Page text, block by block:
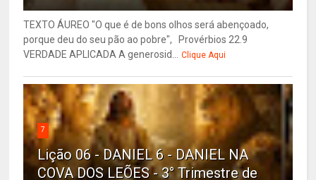
TEXTO ÁUREO "O que é de bons olhos será abençoado,
porque deu do seu pão ao pobre", Provérbios 22.9
VERDADE APLICADA A generosid...
Clique Aqui
7
Lição 06 - DANIEL 6 - DANIEL NA
COVA DOS LEÕES - 3° Trimestre de